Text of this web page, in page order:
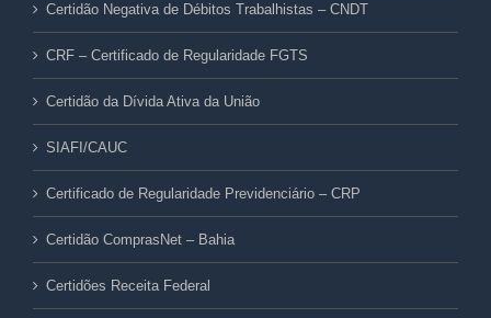
Certidão Negativa de Débitos Trabalhistas – CNDT
CRF – Certificado de Regularidade FGTS
Certidão da Dívida Ativa da União
SIAFI/CAUC
Certificado de Regularidade Previdenciário – CRP
Certidão ComprasNet – Bahia
Certidões Receita Federal